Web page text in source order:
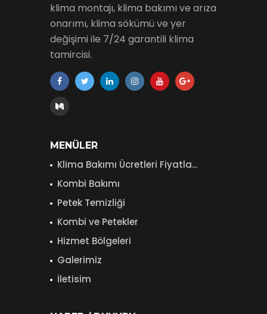
klima montajı, klima bakımı ve arıza
onarımı, klima sökümü ve yer
değişimi ile 7/24 garantili klima
tamircisi.
MENÜLER
Klima Bakımı Ücretleri Fiyatla...
Kombi Bakımı
Petek Temizliği
Kombi ve Petekler
Hizmet Bölgeleri
Galerimiz
İletisim